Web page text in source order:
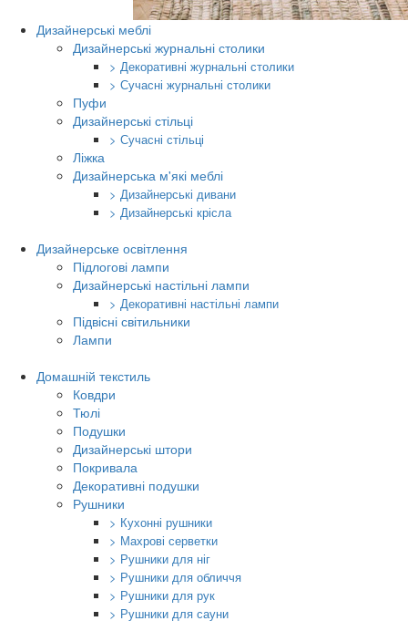
Дизайнерські меблі
Дизайнерські журнальні столики
> Декоративні журнальні столики
> Сучасні журнальні столики
Пуфи
Дизайнерські стільці
> Сучасні стільці
Ліжка
Дизайнерська м'які меблі
> Дизайнерські дивани
> Дизайнерські крісла
Дизайнерське освітлення
Підлогові лампи
Дизайнерські настільні лампи
> Декоративні настільні лампи
Підвісні світильники
Лампи
Домашній текстиль
Ковдри
Тюлі
Подушки
Дизайнерські штори
Покривала
Декоративні подушки
Рушники
> Кухонні рушники
> Махрові серветки
> Рушники для ніг
> Рушники для обличчя
> Рушники для рук
> Рушники для сауни